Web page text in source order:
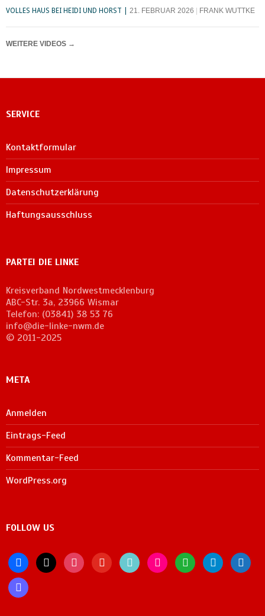
VOLLES HAUS BEI HEIDI UND HORST 21. FEBRUAR 2026 FRANK WUTTKE
WEITERE VIDEOS →
SERVICE
Kontaktformular
Impressum
Datenschutzerklärung
Haftungsausschluss
PARTEI DIE LINKE
Kreisverband Nordwestmecklenburg
ABC-Str. 3a, 23966 Wismar
Telefon: (03841) 38 53 76
info@die-linke-nwm.de
© 2011-2025
META
Anmelden
Eintrags-Feed
Kommentar-Feed
WordPress.org
FOLLOW US
facebook
x instagramyoutubetiktok flickr whatsapptelegrambluesky
mastodon